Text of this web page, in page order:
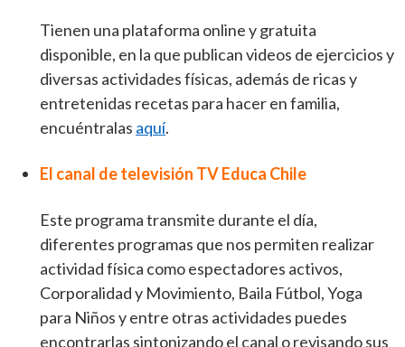
Tienen una plataforma online y gratuita
disponible, en la que publican videos de ejercicios y
diversas actividades físicas, además de ricas y
entretenidas recetas para hacer en familia,
encuéntralas aquí.
El canal de televisión TV Educa Chile
Este programa transmite durante el día,
diferentes programas que nos permiten realizar
actividad física como espectadores activos,
Corporalidad y Movimiento, Baila Fútbol, Yoga
para Niños y entre otras actividades puedes
encontrarlas sintonizando el canal o revisando sus